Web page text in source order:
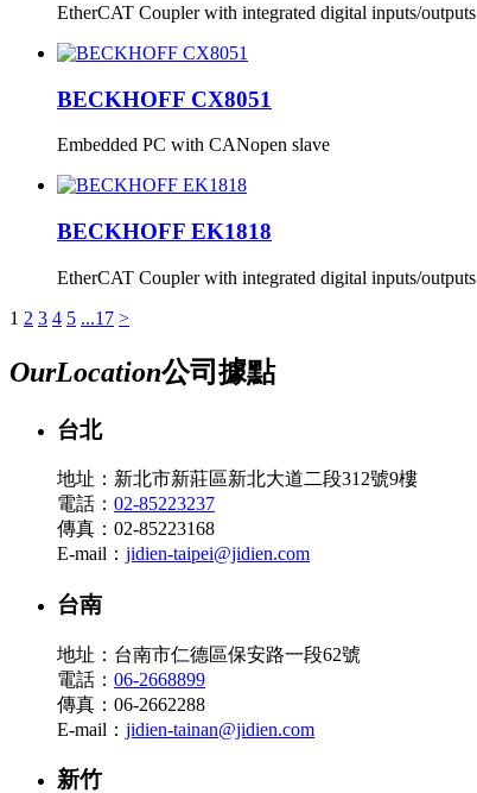
EtherCAT Coupler with integrated digital inputs/outputs
BECKHOFF CX8051
Embedded PC with CANopen slave
BECKHOFF EK1818
EtherCAT Coupler with integrated digital inputs/outputs
1 2 3 4 5 ...17 >
OurLocation公司據點
台北
地址：新北市新莊區新北大道二段312號9樓
電話： 02-85223237
傳真：02-85223168
E-mail： jidien-taipei@jidien.com
台南
地址：台南市仁德區保安路一段62號
電話： 06-2668899
傳真：06-2662288
E-mail： jidien-tainan@jidien.com
新竹